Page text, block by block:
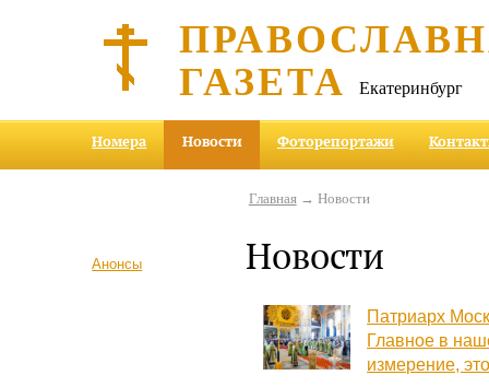
ГАЗЕТА Екатеринбург
Номера Новости Фоторепортажи
Анонсы
Главная→ Новости
Новости
Патриарх
Главное в
измерение,